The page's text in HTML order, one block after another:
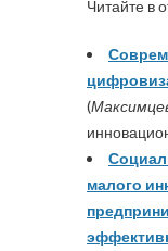
Читайте в
(
малого